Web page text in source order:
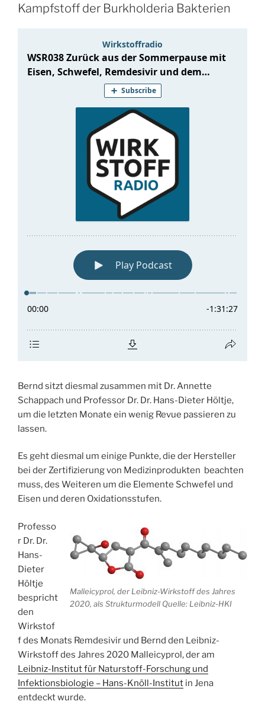
Kampfstoff der Burkholderia Bakterien
Bernd sitzt diesmal zusammen mit Dr. Annette
Schappach und Professor Dr. Dr. Hans-Dieter Höltje,
um die letzten Monate ein wenig Revue passieren zu
lassen.
Es geht diesmal um einige Punkte, die der Hersteller
bei der Zertifizierung von Medizinprodukten beachten
muss, des Weiteren um die Elemente Schwefel und
Eisen und deren Oxidationsstufen.
Malleicyprol, der Leibniz-Wirkstoff des Jahres
2020, als Strukturmodell Quelle: Leibniz-HKI
Professo
r Dr. Dr.
Hans-
Dieter
Höltje
bespricht
den
Wirkstof
f des Monats Remdesivir und Bernd den Leibniz-
Wirkstoff des Jahres 2020 Malleicyprol, der am
Leibniz-Institut für Naturstoff-Forschung und
Infektionsbiologie – Hans-Knöll-Institut in Jena
entdeckt wurde.